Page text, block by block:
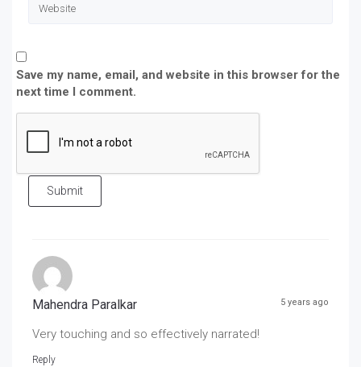
Save my name, email, and website in this browser for the
next time I comment.
Submit
Mahendra Paralkar 5 years ago
Very touching and so effectively narrated!
Reply